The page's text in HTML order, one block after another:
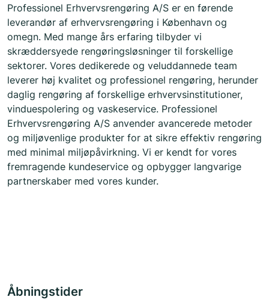
Professionel Erhvervsrengøring A/S er en førende
leverandør af erhvervsrengøring i København og
omegn. Med mange års erfaring tilbyder vi
skræddersyede rengøringsløsninger til forskellige
sektorer. Vores dedikerede og veluddannede team
leverer høj kvalitet og professionel rengøring, herunder
daglig rengøring af forskellige erhvervsinstitutioner,
vinduespolering og vaskeservice. Professionel
Erhvervsrengøring A/S anvender avancerede metoder
og miljøvenlige produkter for at sikre effektiv rengøring
med minimal miljøpåvirkning. Vi er kendt for vores
fremragende kundeservice og opbygger langvarige
partnerskaber med vores kunder.
Åbningstider